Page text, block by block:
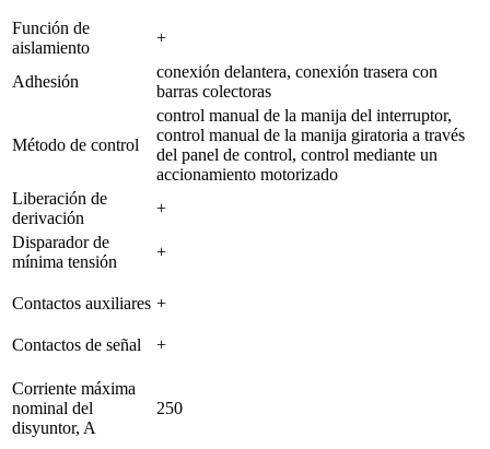
Función de
aislamiento
+
Adhesión
conexión delantera, conexión trasera con
barras colectoras
Método de control
control manual de la manija del interruptor,
control manual de la manija giratoria a través
del panel de control, control mediante un
accionamiento motorizado
Liberación de
derivación
+
Disparador de
mínima tensión
+
Contactos auxiliares +
Contactos de señal +
Corriente máxima
nominal del
disyuntor, A
250